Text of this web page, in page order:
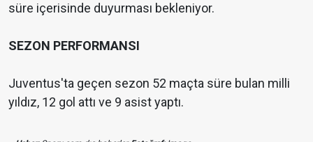
süre içerisinde duyurması bekleniyor.
SEZON PERFORMANSI
Juventus'ta geçen sezon 52 maçta süre bulan milli
yıldız, 12 gol attı ve 9 asist yaptı.